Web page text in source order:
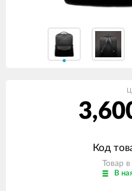
Код
Товар
В